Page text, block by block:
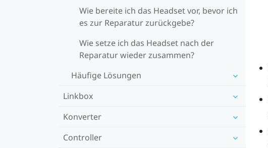
Wie bereite ich das Headset vor, bevor ich
es zur Reparatur zurückgebe?
Wie setze ich das Headset nach der
Reparatur wieder zusammen?
Häufige Lösungen
Linkbox
Konverter
Controller